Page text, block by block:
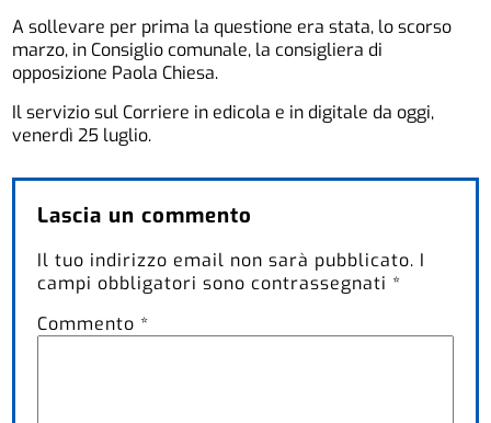
A sollevare per prima la questione era stata, lo scorso
marzo, in Consiglio comunale, la consigliera di
opposizione Paola Chiesa.
Il servizio sul Corriere in edicola e in digitale da oggi,
venerdì 25 luglio.
Lascia un commento
Il tuo indirizzo email non sarà pubblicato. I
campi obbligatori sono contrassegnati *
Commento *